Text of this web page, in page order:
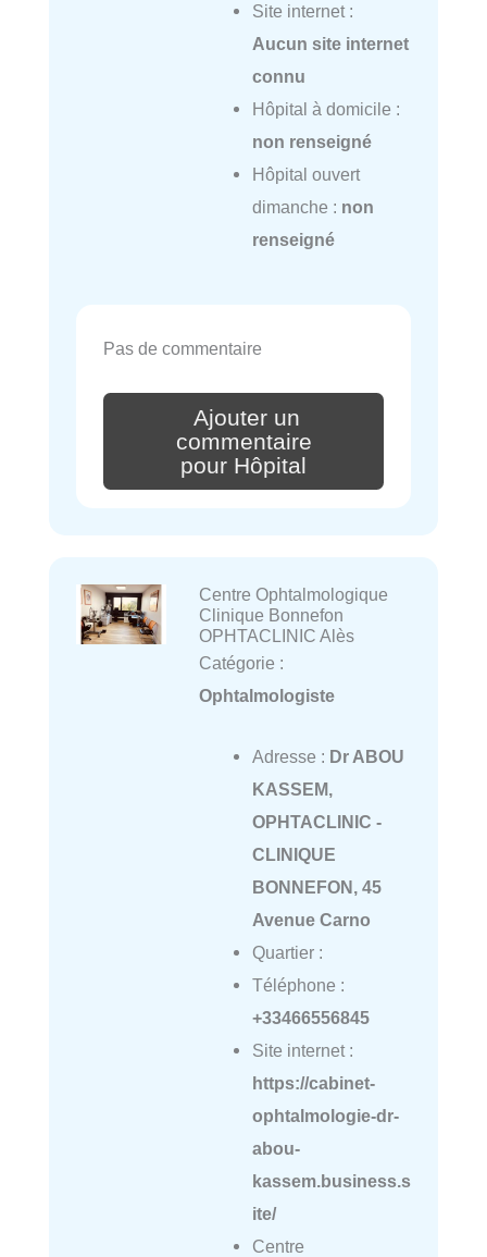
Site internet :
Aucun site internet
connu
Hôpital à domicile :
non renseigné
Hôpital ouvert
dimanche : non
renseigné
Pas de commentaire
Ajouter un
commentaire
pour Hôpital
Centre Ophtalmologique
Clinique Bonnefon
OPHTACLINIC Alès
Catégorie :
Ophtalmologiste
Adresse : Dr ABOU
KASSEM,
OPHTACLINIC -
CLINIQUE
BONNEFON, 45
Avenue Carno
Quartier :
Téléphone :
+33466556845
Site internet :
https://cabinet-
ophtalmologie-dr-
abou-
kassem.business.s
ite/
Centre